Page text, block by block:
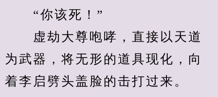
“你该死！”
虚劫大尊咆哮，直接以天道
为武器，将无形的道具现化，向
着李启劈头盖脸的击打过来。